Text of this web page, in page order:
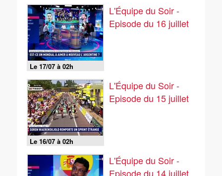
Le 17/07 à 02h
L'Équipe du Soir -
Episode du 16 juillet
Le 16/07 à 02h
L'Équipe du Soir -
Episode du 15 juillet
L'Équipe du Soir -
Episode du 14 juillet